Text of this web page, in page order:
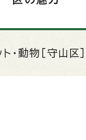
・動物［守山区］